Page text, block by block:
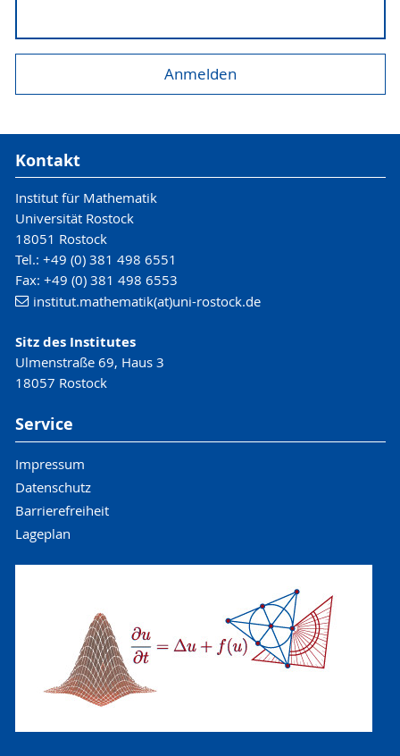
Kontakt
Institut für Mathematik
Universität Rostock
18051 Rostock
Tel.: +49 (0) 381 498 6551
Fax: +49 (0) 381 498 6553
institut.mathematik(at)uni-rostock.de
Sitz des Institutes
Ulmenstraße 69, Haus 3
18057 Rostock
Service
Impressum
Datenschutz
Barrierefreiheit
Lageplan